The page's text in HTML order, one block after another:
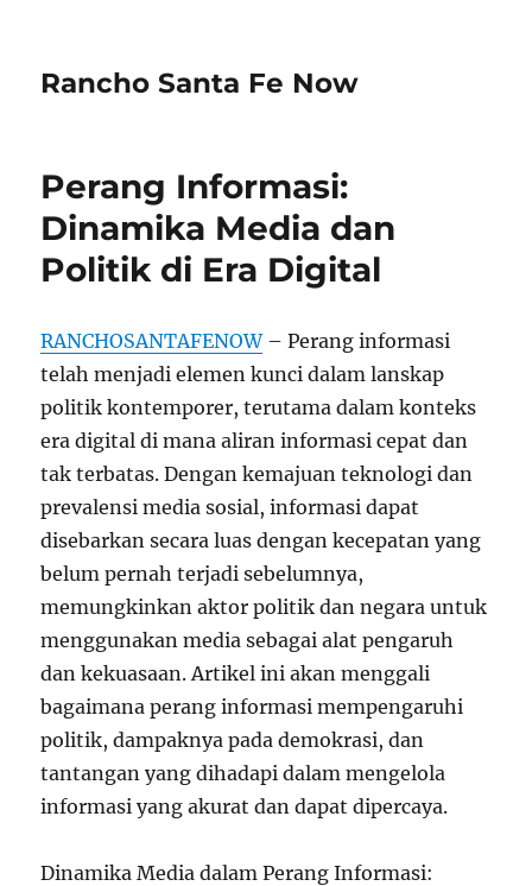
Rancho Santa Fe Now
Perang Informasi:
Dinamika Media dan
Politik di Era Digital
RANCHOSANTAFENOW– Perang informasi
telah menjadi elemen kunci dalam lanskap
politik kontemporer, terutama dalam konteks
era digital di mana aliran informasi cepat dan
tak terbatas. Dengan kemajuan teknologi dan
prevalensi media sosial, informasi dapat
disebarkan secara luas dengan kecepatan yang
belum pernah terjadi sebelumnya,
memungkinkan aktor politik dan negara untuk
menggunakan media sebagai alat pengaruh
dan kekuasaan. Artikel ini akan menggali
bagaimana perang informasi mempengaruhi
politik, dampaknya pada demokrasi, dan
tantangan yang dihadapi dalam mengelola
informasi yang akurat dan dapat dipercaya.
Dinamika Media dalam Perang Informasi: